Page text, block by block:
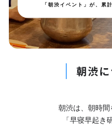
「朝渋イベント」が、累
朝渋は、朝時
「早寝早起き